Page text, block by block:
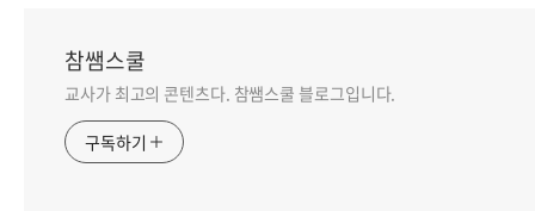
참쌤스쿨
교사가 최고의 콘텐츠다. 참쌤스쿨 블로그입니다.
구독하기